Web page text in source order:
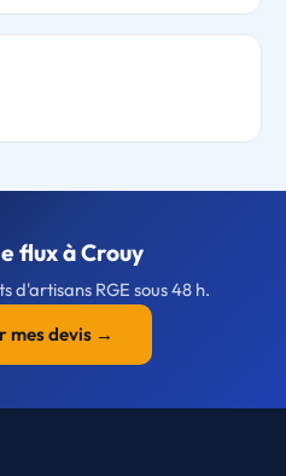
flux à Crouy
d'artisans RGE sous 48 h.
mes devis →